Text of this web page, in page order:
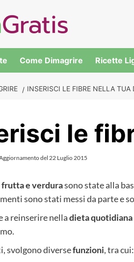
Come Dimagrire Ricette
INSERISCI LE FIBRE NELLA TUA
le
del 22 Luglio 2015
frutta e verdurasono state alla
sono stati messi da parte e
a reinserire nelladieta quotidiana
svolgono diversefunzioni, tra cui: